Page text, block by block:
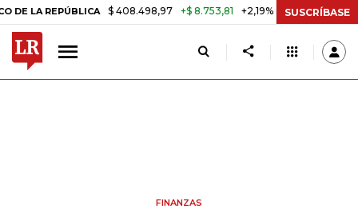
REPÚBLICA $ 408.498,97 +$ 8.753,81 +2,19% TASA DE USURA
SUSCRÍBASE
FINANZAS